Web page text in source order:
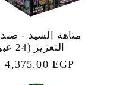
متاهة السيد -
التعزيز (24 عبوة)
4,375.00 EGP